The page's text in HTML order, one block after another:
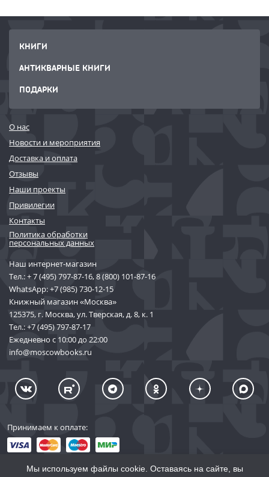
КНИГИ
АНТИКВАРНЫЕ КНИГИ
ПОДАРКИ
О нас
Новости и мероприятия
Доставка и оплата
Отзывы
Наши проекты
Привилегии
Контакты
Политика обработки
персональных данных
Наш интернет-магазин
Тел.:+ 7 (495) 797-87-16,8 (800) 101-87-16
WhatsApp:+7 (985) 730-12-15
Книжный магазин «Москва»
125375, г. Москва, ул. Тверская, д. 8, к. 1
Тел.:+7 (495) 797-87-17
Ежедневно с 10:00 до 22:00
info@moscowbooks.ru
Принимаем к оплате:
Мы используем файлы cookie. Оставаясь на сайте, вы